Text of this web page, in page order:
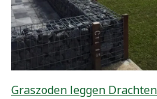
Graszoden leggen